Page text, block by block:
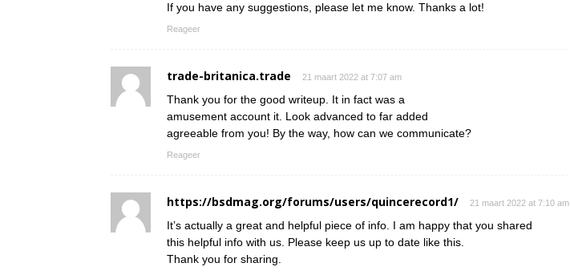
If you have any suggestions, please let me know. Thanks a lot!
Reageer
trade-britanica.trade 21 maart 2022 at 7:07 am
Thank you for the good writeup. It in fact was a
amusement account it. Look advanced to far added
agreeable from you! By the way, how can we communicate?
Reageer
https://bsdmag.org/forums/users/quincerecord1/ 21 maart 2022 at 7:10 am
It’s actually a great and helpful piece of info. I am happy that you shared
this helpful info with us. Please keep us up to date like this.
Thank you for sharing.